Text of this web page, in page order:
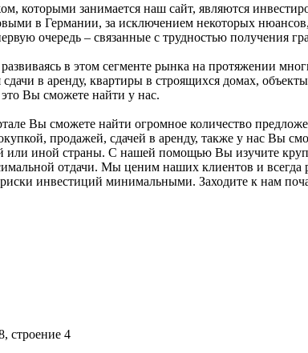
которыми занимается наш сайт, являются
в Германии, за исключением некоторых
очередь – связанные с трудностью получения
в этом сегменте рынка на протяжении
в аренду, квартиры в строящихся домах,
Вы сможете найти у нас.
Вы сможете найти огромное количество
продажей, сдачей в аренду, также у нас Вы
или иной страны. С нашей помощью Вы изучите
отдачи. Мы ценим наших клиентов и
инвестиций минимальными. Заходите к нам
строение 4